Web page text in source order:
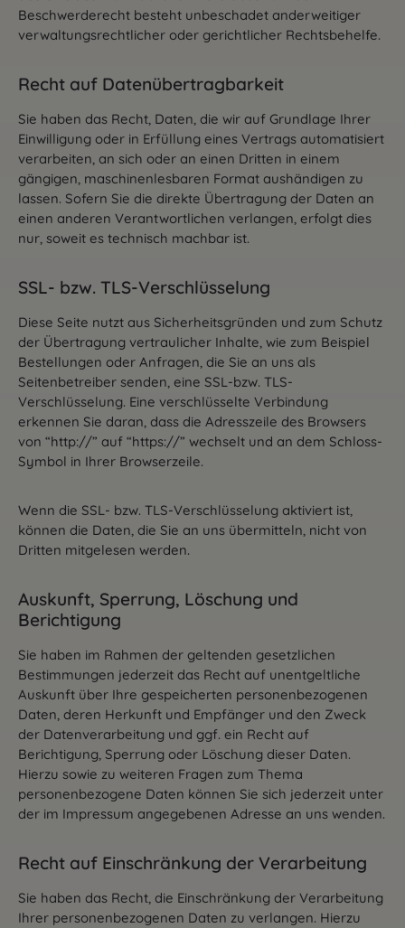
Beschwerderecht besteht unbeschadet anderweitiger
verwaltungsrechtlicher oder gerichtlicher Rechtsbehelfe.
Recht auf Datenübertragbarkeit
Sie haben das Recht, Daten, die wir auf Grundlage Ihrer
Einwilligung oder in Erfüllung eines Vertrags automatisiert
verarbeiten, an sich oder an einen Dritten in einem
gängigen, maschinenlesbaren Format aushändigen zu
lassen. Sofern Sie die direkte Übertragung der Daten an
einen anderen Verantwortlichen verlangen, erfolgt dies
nur, soweit es technisch machbar ist.
SSL- bzw. TLS-Verschlüsselung
Diese Seite nutzt aus Sicherheitsgründen und zum Schutz
der Übertragung vertraulicher Inhalte, wie zum Beispiel
Bestellungen oder Anfragen, die Sie an uns als
Seitenbetreiber senden, eine SSL-bzw. TLS-
Verschlüsselung. Eine verschlüsselte Verbindung
erkennen Sie daran, dass die Adresszeile des Browsers
von “http://” auf “https://” wechselt und an dem Schloss-
Symbol in Ihrer Browserzeile.
Wenn die SSL- bzw. TLS-Verschlüsselung aktiviert ist,
können die Daten, die Sie an uns übermitteln, nicht von
Dritten mitgelesen werden.
Auskunft, Sperrung, Löschung und
Berichtigung
Sie haben im Rahmen der geltenden gesetzlichen
Bestimmungen jederzeit das Recht auf unentgeltliche
Auskunft über Ihre gespeicherten personenbezogenen
Daten, deren Herkunft und Empfänger und den Zweck
der Datenverarbeitung und ggf. ein Recht auf
Berichtigung, Sperrung oder Löschung dieser Daten.
Hierzu sowie zu weiteren Fragen zum Thema
personenbezogene Daten können Sie sich jederzeit unter
der im Impressum angegebenen Adresse an uns wenden.
Recht auf Einschränkung der Verarbeitung
Sie haben das Recht, die Einschränkung der Verarbeitung
Ihrer personenbezogenen Daten zu verlangen. Hierzu